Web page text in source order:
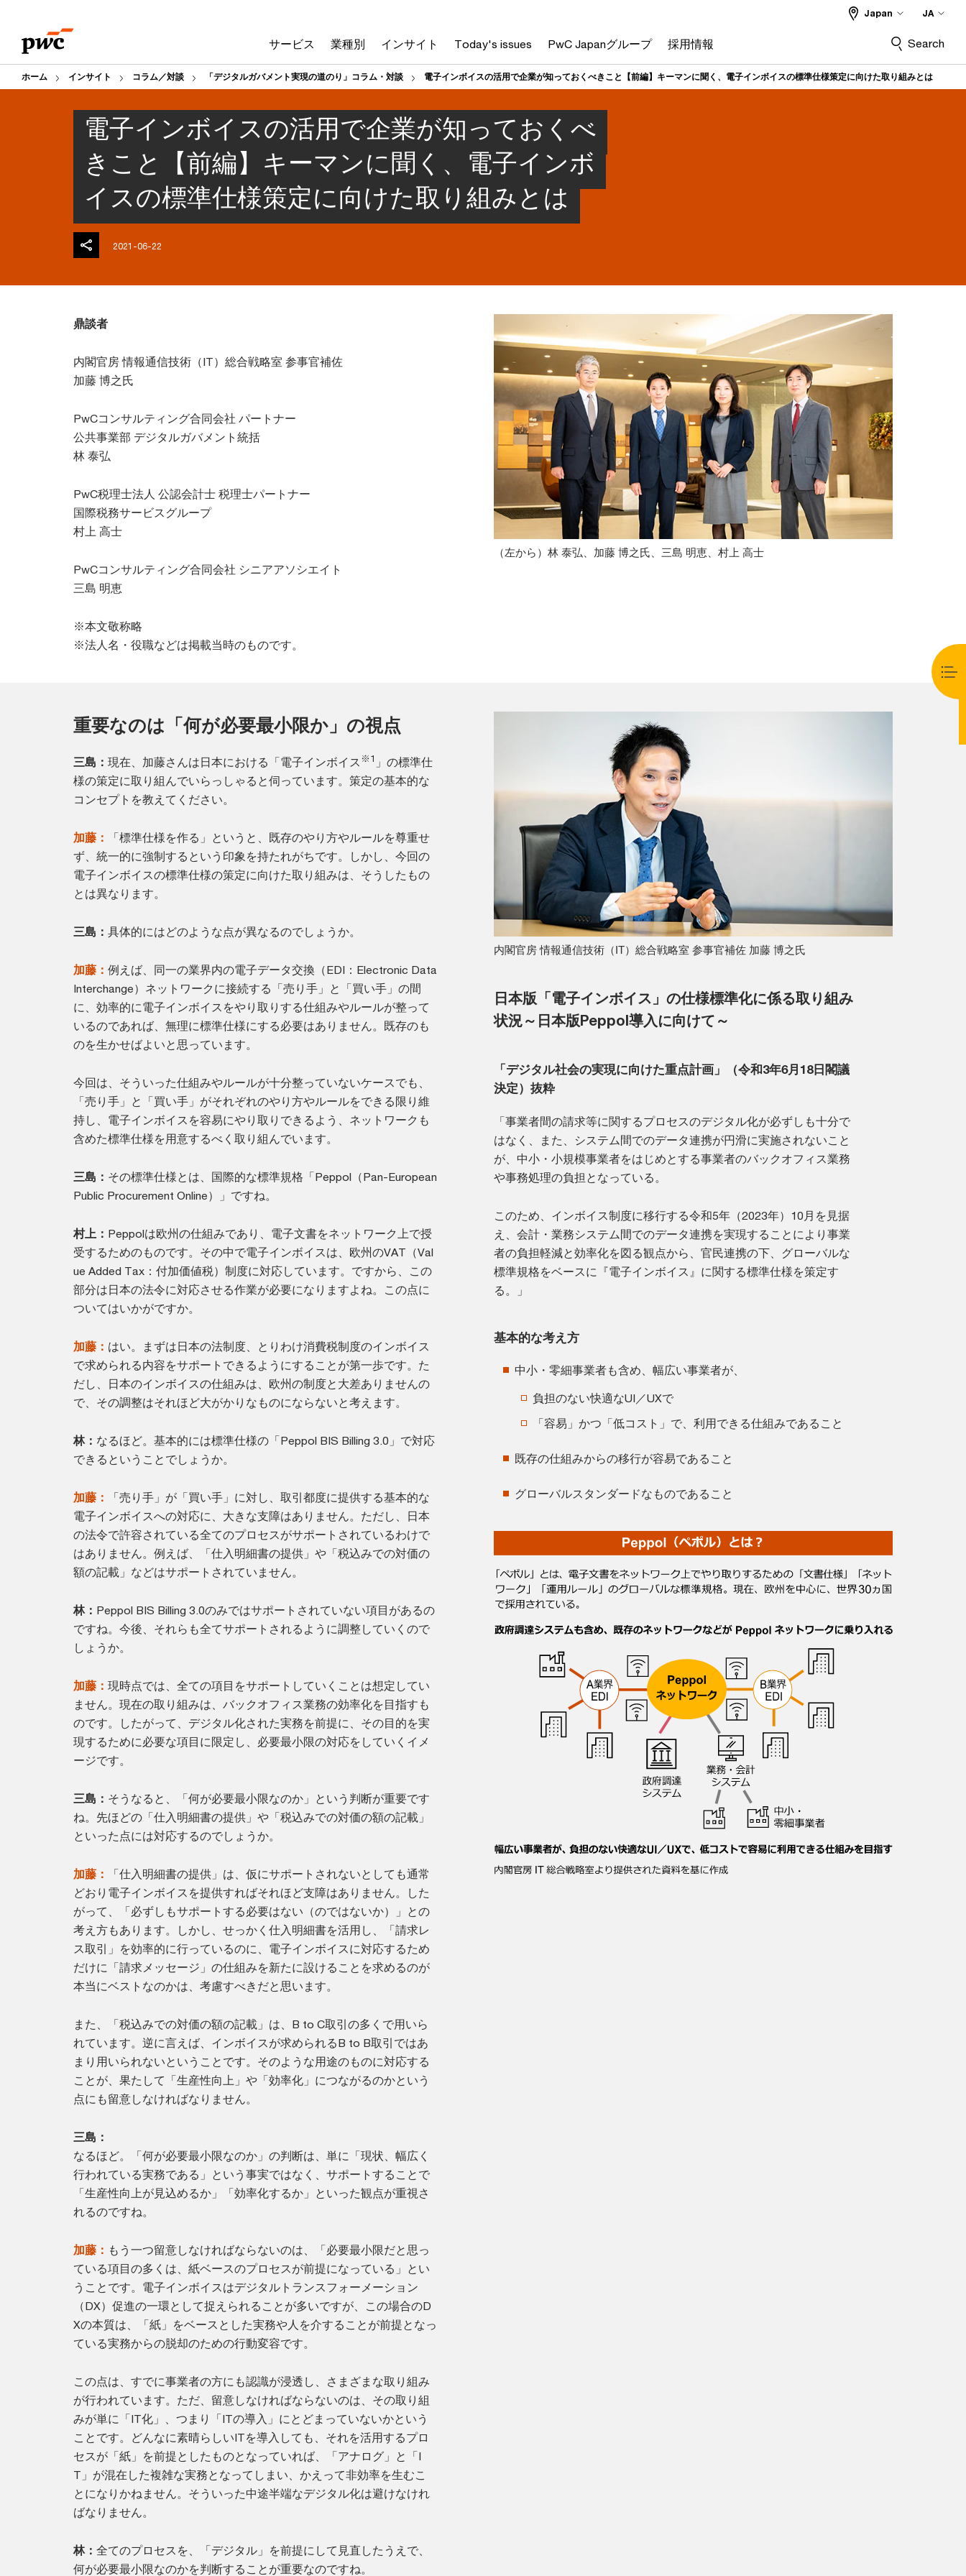
content
footer
サービス 業種別 インサイト Today's issues PwC Japanグループ 採用情報
Japan JA
Search
ホーム インサイト コラム／対談 「デジタルガバメント実現の道のり」コラム・対談 電子インボイスの活用で企業が知っておくべきこと【前編】キーマンに聞く、電子インボイスの標準仕様策定に向けた取り組みとは
電子インボイスの活用で企業が知っておくべ
きこと【前編】キーマンに聞く、電子インボ
イスの標準仕様策定に向けた取り組みとは
2021-06-22
鼎談者
内閣官房 情報通信技術（IT）総合戦略室 参事官補佐
加藤 博之氏
PwCコンサルティング合同会社 パートナー
公共事業部 デジタルガバメント統括
林 泰弘
PwC税理士法人 公認会計士 税理士パートナー
国際税務サービスグループ
村上 高士
PwCコンサルティング合同会社 シニアアソシエイト
三島 明恵
※本文敬称略
※法人名・役職などは掲載当時のものです。
（左から）林 泰弘、加藤 博之氏、三島 明恵、村上 高士
重要なのは「何が必要最小限か」の視点
三島： 現在、加藤さんは日本における「電子インボイス ※1 」の標準仕
様の策定に取り組んでいらっしゃると伺っています。策定の基本的な
コンセプトを教えてください。
加藤：
「標準仕様を作る」というと、既存のやり方やルールを尊重せ
ず、統一的に強制するという印象を持たれがちです。しかし、今回の
電子インボイスの標準仕様の策定に向けた取り組みは、そうしたもの
とは異なります。
三島： 具体的にはどのような点が異なるのでしょうか。
加藤： 例えば、同一の業界内の電子データ交換（EDI：Electronic Data
Interchange）ネットワークに接続する「売り手」と「買い手」の間
に、効率的に電子インボイスをやり取りする仕組みやルールが整って
いるのであれば、無理に標準仕様にする必要はありません。既存のも
のを生かせばよいと思っています。
今回は、そういった仕組みやルールが十分整っていないケースでも、
「売り手」と「買い手」がそれぞれのやり方やルールをできる限り維
持し、電子インボイスを容易にやり取りできるよう、ネットワークも
含めた標準仕様を用意するべく取り組んでいます。
三島： その標準仕様とは、国際的な標準規格「Peppol（Pan-European
Public Procurement Online）」ですね。
村上： Peppolは欧州の仕組みであり、電子文書をネットワーク上で授
受するためのものです。その中で電子インボイスは、欧州のVAT（Val
ue Added Tax：付加価値税）制度に対応しています。ですから、この
部分は日本の法令に対応させる作業が必要になりますよね。この点に
ついてはいかがですか。
加藤： はい。まずは日本の法制度、とりわけ消費税制度のインボイス
で求められる内容をサポートできるようにすることが第一歩です。た
だし、日本のインボイスの仕組みは、欧州の制度と大差ありませんの
で、その調整はそれほど大がかりなものにならないと考えます。
林： なるほど。基本的には標準仕様の「Peppol BIS Billing 3.0」で対応
できるということでしょうか。
加藤：
「売り手」が「買い手」に対し、取引都度に提供する基本的な
電子インボイスへの対応に、大きな支障はありません。ただし、日本
の法令で許容されている全てのプロセスがサポートされているわけで
はありません。例えば、「仕入明細書の提供」や「税込みでの対価の
額の記載」などはサポートされていません。
林： Peppol BIS Billing 3.0のみではサポートされていない項目があるの
ですね。今後、それらも全てサポートされるように調整していくので
しょうか。
加藤： 現時点では、全ての項目をサポートしていくことは想定してい
ません。現在の取り組みは、バックオフィス業務の効率化を目指すも
のです。したがって、デジタル化された実務を前提に、その目的を実
現するために必要な項目に限定し、必要最小限の対応をしていくイメ
ージです。
三島： そうなると、「何が必要最小限なのか」という判断が重要です
ね。先ほどの「仕入明細書の提供」や「税込みでの対価の額の記載」
といった点には対応するのでしょうか。
加藤：
「仕入明細書の提供」は、仮にサポートされないとしても通常
どおり電子インボイスを提供すればそれほど支障はありません。した
がって、「必ずしもサポートする必要はない（のではないか）」との
考え方もあります。しかし、せっかく仕入明細書を活用し、「請求レ
ス取引」を効率的に行っているのに、電子インボイスに対応するため
だけに「請求メッセージ」の仕組みを新たに設けることを求めるのが
本当にベストなのかは、考慮すべきだと思います。
また、「税込みでの対価の額の記載」は、B to C取引の多くで用いら
れています。逆に言えば、インボイスが求められるB to B取引ではあ
まり用いられないということです。そのような用途のものに対応する
ことが、果たして「生産性向上」や「効率化」につながるのかという
点にも留意しなければなりません。
三島：
なるほど。「何が必要最小限なのか」の判断は、単に「現状、幅広く
行われている実務である」という事実ではなく、サポートすることで
「生産性向上が見込めるか」「効率化するか」といった観点が重視さ
れるのですね。
加藤： もう一つ留意しなければならないのは、「必要最小限だと思っ
ている項目の多くは、紙ベースのプロセスが前提になっている」とい
うことです。電子インボイスはデジタルトランスフォーメーション
（DX）促進の一環として捉えられることが多いですが、この場合のD
Xの本質は、「紙」をベースとした実務や人を介することが前提となっ
ている実務からの脱却のための行動変容です。
この点は、すでに事業者の方にも認識が浸透し、さまざまな取り組み
が行われています。ただ、留意しなければならないのは、その取り組
みが単に「IT化」、つまり「ITの導入」にとどまっていないかという
ことです。どんなに素晴らしいITを導入しても、それを活用するプロ
セスが「紙」を前提としたものとなっていれば、「アナログ」と「I
T」が混在した複雑な実務となってしまい、かえって非効率を生むこ
とになりかねません。そういった中途半端なデジタル化は避けなけれ
ばなりません。
林： 全てのプロセスを、「デジタル」を前提にして見直したうえで、
何が必要最小限なのかを判断することが重要なのですね。
内閣官房 情報通信技術（IT）総合戦略室 参事官補佐 加藤 博之氏
日本版「電子インボイス」の仕様標準化に係る取り組み
状況～日本版Peppol導入に向けて～
「デジタル社会の実現に向けた重点計画」（令和3年6月18日閣議
決定）抜粋
「事業者間の請求等に関するプロセスのデジタル化が必ずしも十分で
はなく、また、システム間でのデータ連携が円滑に実施されないこと
が、中小・小規模事業者をはじめとする事業者のバックオフィス業務
や事務処理の負担となっている。
このため、インボイス制度に移行する令和5年（2023年）10月を見据
え、会計・業務システム間でのデータ連携を実現することにより事業
者の負担軽減と効率化を図る観点から、官民連携の下、グローバルな
標準規格をベースに『電子インボイス』に関する標準仕様を策定す
る。」
基本的な考え方
中小・零細事業者も含め、幅広い事業者が、
負担のない快適なUI／UXで
「容易」かつ「低コスト」で、利用できる仕組みであること
既存の仕組みからの移行が容易であること
グローバルスタンダードなものであること